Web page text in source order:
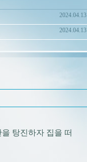
2024.04.13
2024.04.13
탕진하자 집을 떠